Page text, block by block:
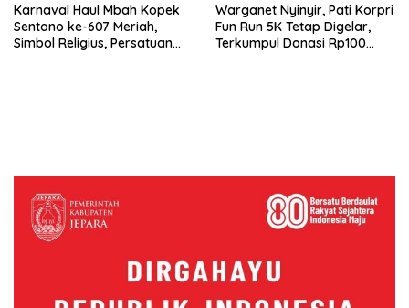
Karnaval Haul Mbah Kopek
Sentono ke-607 Meriah,
Simbol Religius, Persatuan
Warganet Nyinyir, Pati Korpri
Fun Run 5K Tetap Digelar,
Terkumpul Donasi Rp100